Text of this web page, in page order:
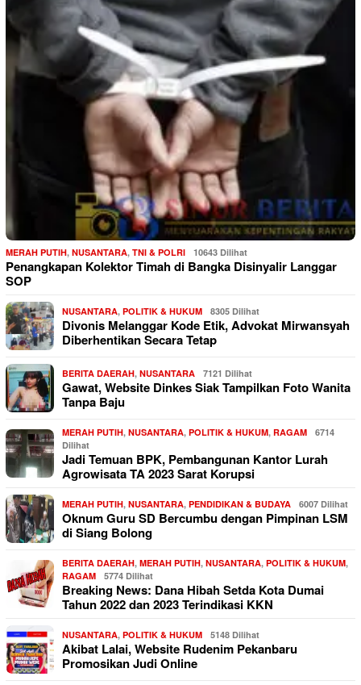
MERAH PUTIH, NUSANTARA, TNI & POLRI 10643 Dilihat
Penangkapan Kolektor Timah di Bangka Disinyalir Langgar
SOP
NUSANTARA, POLITIK & HUKUM 8305 Dilihat
Divonis Melanggar Kode Etik, Advokat Mirwansyah
Diberhentikan Secara Tetap
BERITA DAERAH, NUSANTARA 7121 Dilihat
Gawat, Website Dinkes Siak Tampilkan Foto Wanita
Tanpa Baju
MERAH PUTIH, NUSANTARA, POLITIK & HUKUM, RAGAM
6714
Dilihat
Jadi Temuan BPK, Pembangunan Kantor Lurah
Agrowisata TA 2023 Sarat Korupsi
MERAH PUTIH, NUSANTARA, PENDIDIKAN & BUDAYA 6007 Dilihat
Oknum Guru SD Bercumbu dengan Pimpinan LSM
di Siang Bolong
BERITA DAERAH, MERAH PUTIH, NUSANTARA, POLITIK & HUKUM,
RAGAM
5774 Dilihat
Breaking News: Dana Hibah Setda Kota Dumai
Tahun 2022 dan 2023 Terindikasi KKN
NUSANTARA, POLITIK & HUKUM 5148 Dilihat
Akibat Lalai, Website Rudenim Pekanbaru
Promosikan Judi Online